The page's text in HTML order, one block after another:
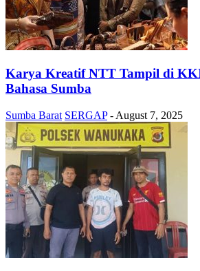
Karya Kreatif NTT Tampil di
Bahasa Sumba
Sumba Barat SERGAP - August 7, 2025